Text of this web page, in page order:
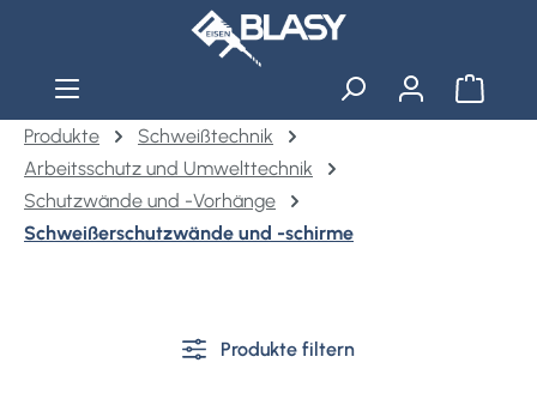
Zum Hauptinhalt springen
Produkte
Schweißtechnik
Arbeitsschutz und Umwelttechnik
Schutzwände und -Vorhänge
Schweißerschutzwände und -schirme
Produkte filtern